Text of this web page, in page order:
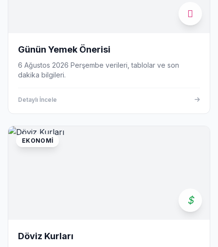
Günün Yemek Önerisi
6 Ağustos 2026 Perşembe verileri, tablolar ve son
dakika bilgileri.
Detaylı İncele
EKONOMI
Döviz Kurları